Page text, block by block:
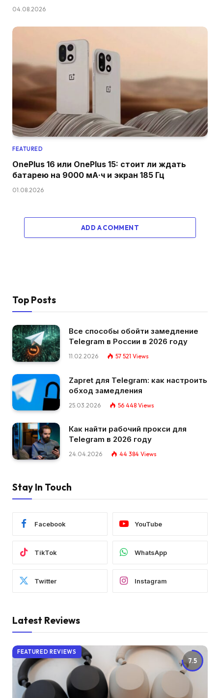
04.08.2026
FEATURED
OnePlus 16 или OnePlus 15: стоит ли ждать
батарею на 9000 мА·ч и экран 185 Гц
01.08.2026
ADD A COMMENT
Top Posts
Все способы обойти замедление
Telegram в России в 2026 году
11.02.2026 57 521 Views
Zapret для Telegram: как настроить
обход замедления
25.03.2026 56 448 Views
Как найти рабочий прокси для
Telegram в 2026 году
24.04.2026 44 384 Views
Stay In Touch
Facebook YouTube
TikTok WhatsApp
Twitter Instagram
Latest Reviews
7.5
FEATURED REVIEWS